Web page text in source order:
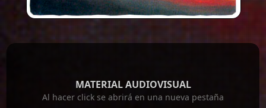
MATERIAL AUDIOVISUAL
Al hacer click se abrirá en una nueva pestaña